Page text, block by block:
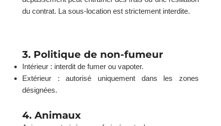
du contrat. La sous-location est strictement interdite.
3. Politique de non-fumeur
Intérieur : interdit de fumer ou vapoter.
Extérieur : autorisé uniquement dans les zones
désignées.
4. Animaux